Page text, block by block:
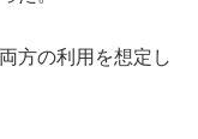
方の利用を想定し